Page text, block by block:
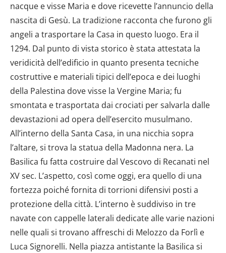
nacque e visse Maria e dove ricevette l’annuncio della
nascita di Gesù. La tradizione racconta che furono gli
angeli a trasportare la Casa in questo luogo. Era il
1294. Dal punto di vista storico è stata attestata la
veridicità dell’edificio in quanto presenta tecniche
costruttive e materiali tipici dell’epoca e dei luoghi
della Palestina dove visse la Vergine Maria; fu
smontata e trasportata dai crociati per salvarla dalle
devastazioni ad opera dell’esercito musulmano.
All’interno della Santa Casa, in una nicchia sopra
l’altare, si trova la statua della Madonna nera. La
Basilica fu fatta costruire dal Vescovo di Recanati nel
XV sec. L’aspetto, così come oggi, era quello di una
fortezza poiché fornita di torrioni difensivi posti a
protezione della città. L’interno è suddiviso in tre
navate con cappelle laterali dedicate alle varie nazioni
nelle quali si trovano affreschi di Melozzo da Forlì e
Luca Signorelli. Nella piazza antistante la Basilica si